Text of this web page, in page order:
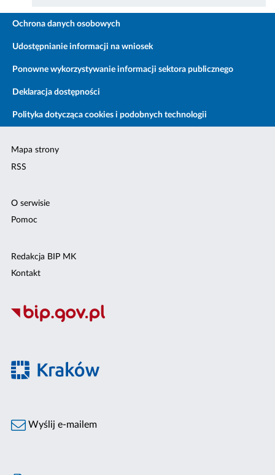
Ochrona danych osobowych
Udostępnianie informacji na wniosek
Ponowne wykorzystywanie informacji sektora publicznego
Deklaracja dostępności
Polityka dotycząca cookies i podobnych technologii
Mapa strony
RSS
O serwisie
Pomoc
Redakcja BIP MK
Kontakt
Wyślij e-mailem